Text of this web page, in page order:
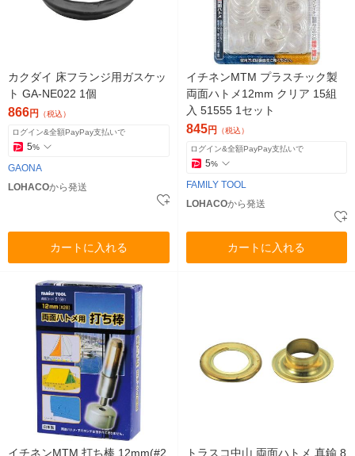
カクダイ 床フランジ用ガスケッ
ト GA-NE022 1個
866円 （税込）
ログイン&全額PayPay支払いで
5%
GAONA
LOHACOから発送
カートに入れる
イチネンMTM プラスチック製
両面ハトメ12mm クリア 15組
入 51555 1セット
845円 （税込）
ログイン&全額PayPay支払いで
5%
FAMILY TOOL
LOHACOから発送
カートに入れる
イチネンMTM 打ち棒 12mm(#2
トラスコ中山 両面ハトメ 真鍮 8